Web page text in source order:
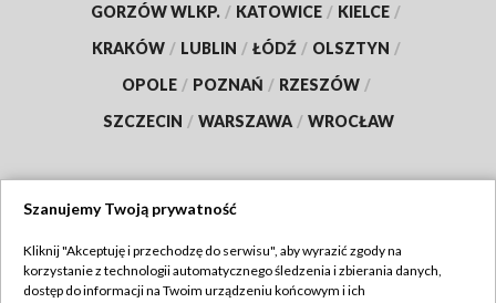
GORZÓW WLKP. / KATOWICE / KIELCE /
KRAKÓW / LUBLIN / ŁÓDŹ / OLSZTYN /
OPOLE / POZNAŃ / RZESZÓW /
SZCZECIN / WARSZAWA / WROCŁAW
TVP
Szanujemy Twoją prywatność
Kliknij "Akceptuję i przechodzę do serwisu", aby wyrazić zgody na
korzystanie z technologii automatycznego śledzenia i zbierania danych,
dostęp do informacji na Twoim urządzeniu końcowym i ich